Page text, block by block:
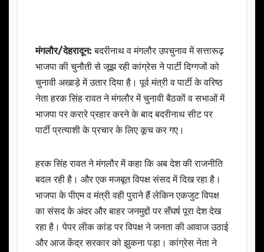
मंगलौर/देहरादून: बदरीनाथ व मंगलौर उपचुनाव में सत्तारूढ़
भाजपा की चुनौती से जूझ रही कांग्रेस ने पार्टी दिग्गजों को
चुनावी अखाड़े में उतार दिया है। पूर्व मंत्री व पार्टी के वरिष्ठ
नेता हरक सिंह रावत ने मंगलौर में चुनावी बैठकों व सभाओं में
भाजपा पर करारे प्रहार करने के बाद बदरीनाथ सीट पर
पार्टी प्रत्याशी के प्रचार के लिए कूच कर गए।
हरक सिंह रावत ने मंगलौर में कहा कि अब देश की राजनीति
बदल रही है। और एक मजबूत विपक्ष संसद में दिख रहा है।
भाजपा के पीएम व मंत्री वही पुराने हैं लेकिन एकजुट विपक्ष
का संसद के अंदर और बाहर जनमुद्दों पर सँघर्ष पूरा देश देख
रहा है। पेपर लीक कांड पर विपक्ष ने जनता की आवाज उठाई
और आज केंद्र सरकार को झुकना पड़ा। कांग्रेस नेता ने